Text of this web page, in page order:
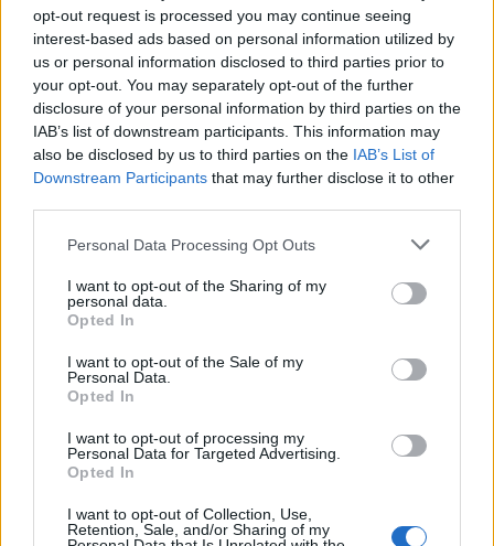
opt-out request is processed you may continue seeing
interest-based ads based on personal information utilized by
us or personal information disclosed to third parties prior to
your opt-out. You may separately opt-out of the further
disclosure of your personal information by third parties on the
IAB’s list of downstream participants. This information may
also be disclosed by us to third parties on the IAB’s List of
Downstream Participants that may further disclose it to other
Personal Data Processing Opt Outs
I want to opt-out of the Sharing of my
personal data.
Opted In
I want to opt-out of the Sale of my
Personal Data.
Opted In
I want to opt-out of processing my
Personal Data for Targeted Advertising.
Opted In
I want to opt-out of Collection, Use,
Retention, Sale, and/or Sharing of my
7.
P I C
A
8.
S C I
A
9.
S P I
A
10.
A I
A
11.
C A
P
12.
P I
A
P S
I
S A
C
S A
I
S C
I
S I
C
S P
A